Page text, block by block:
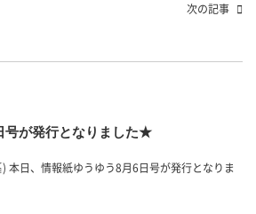
次の記事
号が発行となりました★
日、情報紙ゆうゆう8月6日号が発行となりま